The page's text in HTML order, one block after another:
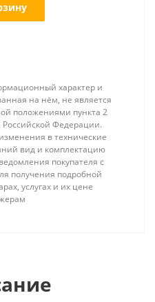
характер и
на нём, не является
положениями пункта 2
Российской Федерации.
в технические
вид и комплектацию
покупателя с
получения подробной
услугах и их цене